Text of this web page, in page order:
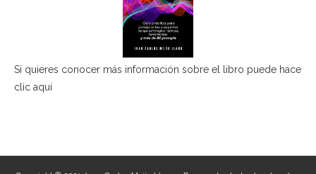
Si quieres conocer más información sobre el libro puede hace
clic aquí